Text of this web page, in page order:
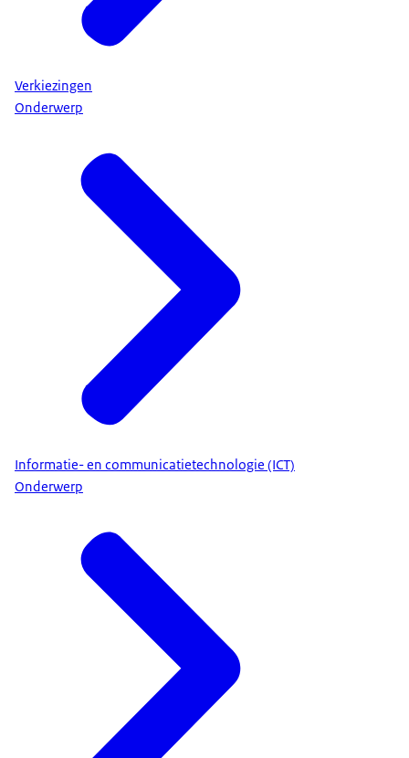
Verkiezingen
Onderwerp
Informatie- en communicatietechnologie (ICT)
Onderwerp